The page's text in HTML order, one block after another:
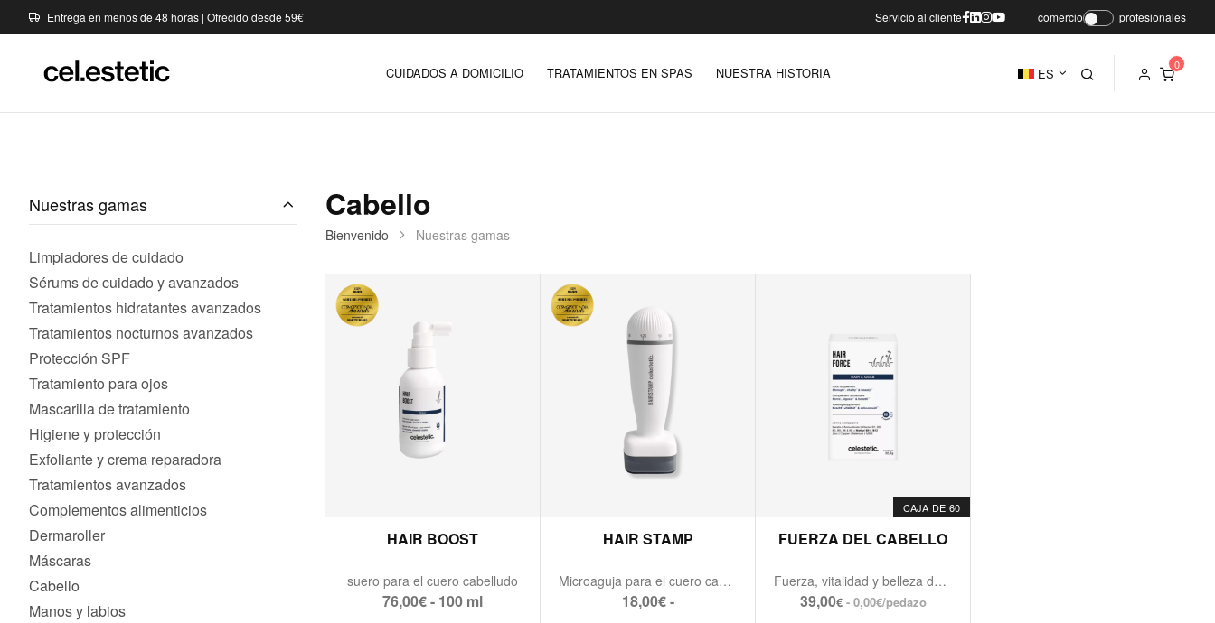
Entrega en menos de 48 horas | Ofrecido desde 59€ Servicio al cliente comercio profesionales
CUIDADOS A DOMICILIO TRATAMIENTOS EN SPAS NUESTRA HISTORIA ES
Nuestras gamas
Limpiadores de cuidado
Sérums de cuidado y avanzados
Tratamientos hidratantes avanzados
Tratamientos nocturnos avanzados
Protección SPF
Tratamiento para ojos
Mascarilla de tratamiento
Higiene y protección
Exfoliante y crema reparadora
Tratamientos avanzados
Complementos alimenticios
Dermaroller
Máscaras
Cabello
Manos y labios
Cabello
Bienvenido Nuestras gamas
HAIR BOOST
suero para el cuero cabelludo
76,00€ - 100 ml
HAIR STAMP
Microaguja para el cuero cabelludo
18,00€ -
CAJA DE 60
FUERZA DEL CABELLO
Fuerza, vitalidad y belleza de uñas y cabello.
39,00€ - 0,00€/pedazo